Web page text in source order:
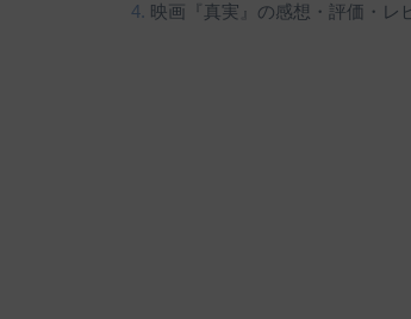
映画『真実』の感想・評価・レ